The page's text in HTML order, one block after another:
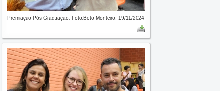
Premiação Pós Graduação. Foto:Beto Monteiro. 19/11/2024